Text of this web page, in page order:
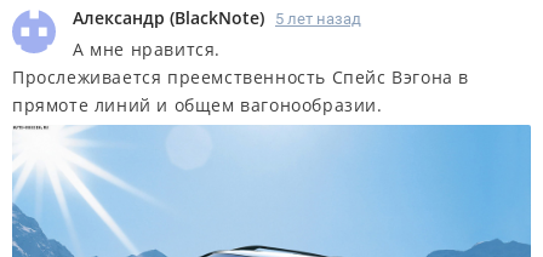
Александр (BlackNote) 5 лет назад
А мне нравится.
Прослеживается преемственность Спейс Вэгона в
прямоте линий и общем вагонообразии.